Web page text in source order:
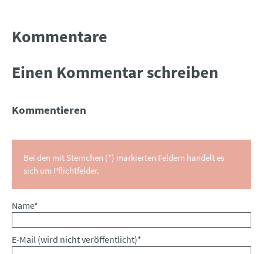
Kommentare
Einen Kommentar schreiben
Kommentieren
Bei den mit Sternchen (*) markierten Feldern handelt es
sich um Pflichtfelder.
Pflichtfeld
Name*
Pflichtfeld
E-Mail (wird nicht veröffentlicht)*